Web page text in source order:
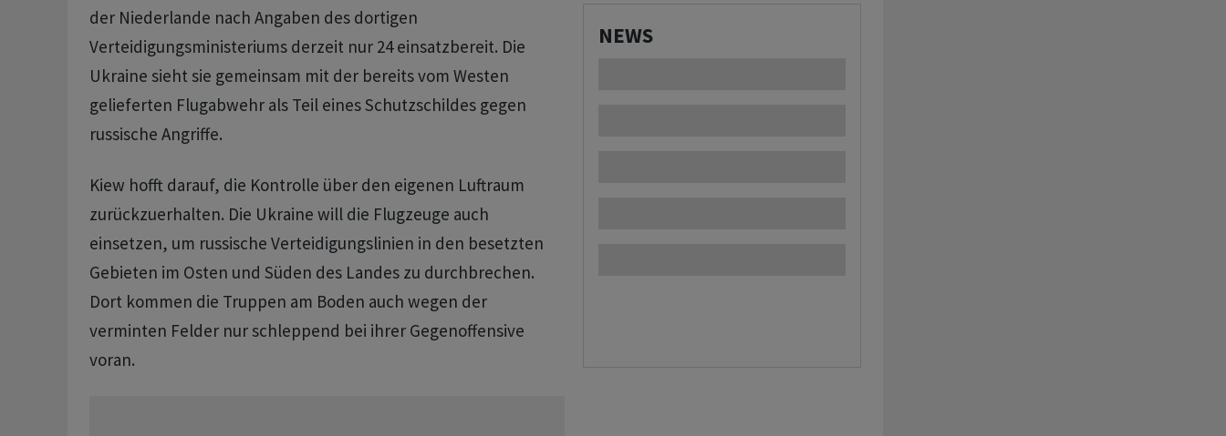
der Niederlande nach Angaben des dortigen
Verteidigungsministeriums derzeit nur 24 einsatzbereit. Die
Ukraine sieht sie gemeinsam mit der bereits vom Westen
gelieferten Flugabwehr als Teil eines Schutzschildes gegen
russische Angriffe.
Kiew hofft darauf, die Kontrolle über den eigenen Luftraum
zurückzuerhalten. Die Ukraine will die Flugzeuge auch
einsetzen, um russische Verteidigungslinien in den besetzten
Gebieten im Osten und Süden des Landes zu durchbrechen.
Dort kommen die Truppen am Boden auch wegen der
verminten Felder nur schleppend bei ihrer Gegenoffensive
voran.
NEWS